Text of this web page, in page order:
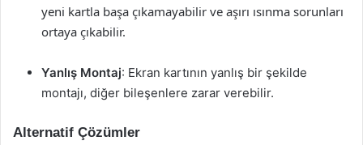
yeni kartla başa çıkamayabilir ve aşırı ısınma sorunları
ortaya çıkabilir.
Yanlış Montaj: Ekran kartının yanlış bir şekilde
montajı, diğer bileşenlere zarar verebilir.
Alternatif Çözümler